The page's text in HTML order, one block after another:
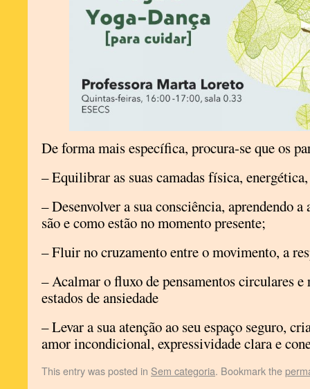
De forma mais específica, procura-se que os
– Equilibrar as suas camadas física,
– Desenvolver a sua consciência, aprendendo
são e como estão no momento presente;
– Fluir no cruzamento entre o movimento, a
– Acalmar o fluxo de pensamentos circulares
estados de ansiedade
– Levar a sua atenção ao seu espaço seguro,
amor incondicional, expressividade clara e
This entry was posted in Sem categoria. Bookmark the